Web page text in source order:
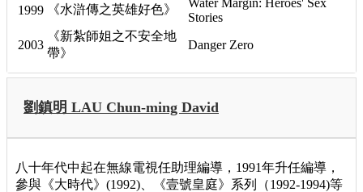
1999 《水滸傳之英雄好色》
Water Margin: Heroes' Sex
Stories
2003
《新紮師姐之不安全地
帶》
Danger Zero
劉鎮明 LAU Chun-ming David
八十年代中起在無線電視任助理編導，1991年升任編導，
參與《大時代》(1992)、《壹號皇庭》系列（1992-1994)等